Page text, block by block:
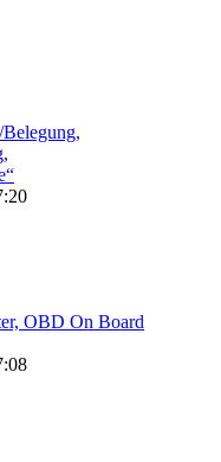
OBD On Board